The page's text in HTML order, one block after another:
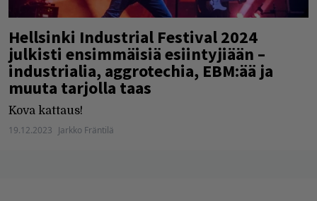
Hellsinki Industrial Festival 2024
julkisti ensimmäisiä esiintyjiään –
industrialia, aggrotechia, EBM:ää ja
muuta tarjolla taas
Kova kattaus!
19.12.2023 Jarkko Fräntilä